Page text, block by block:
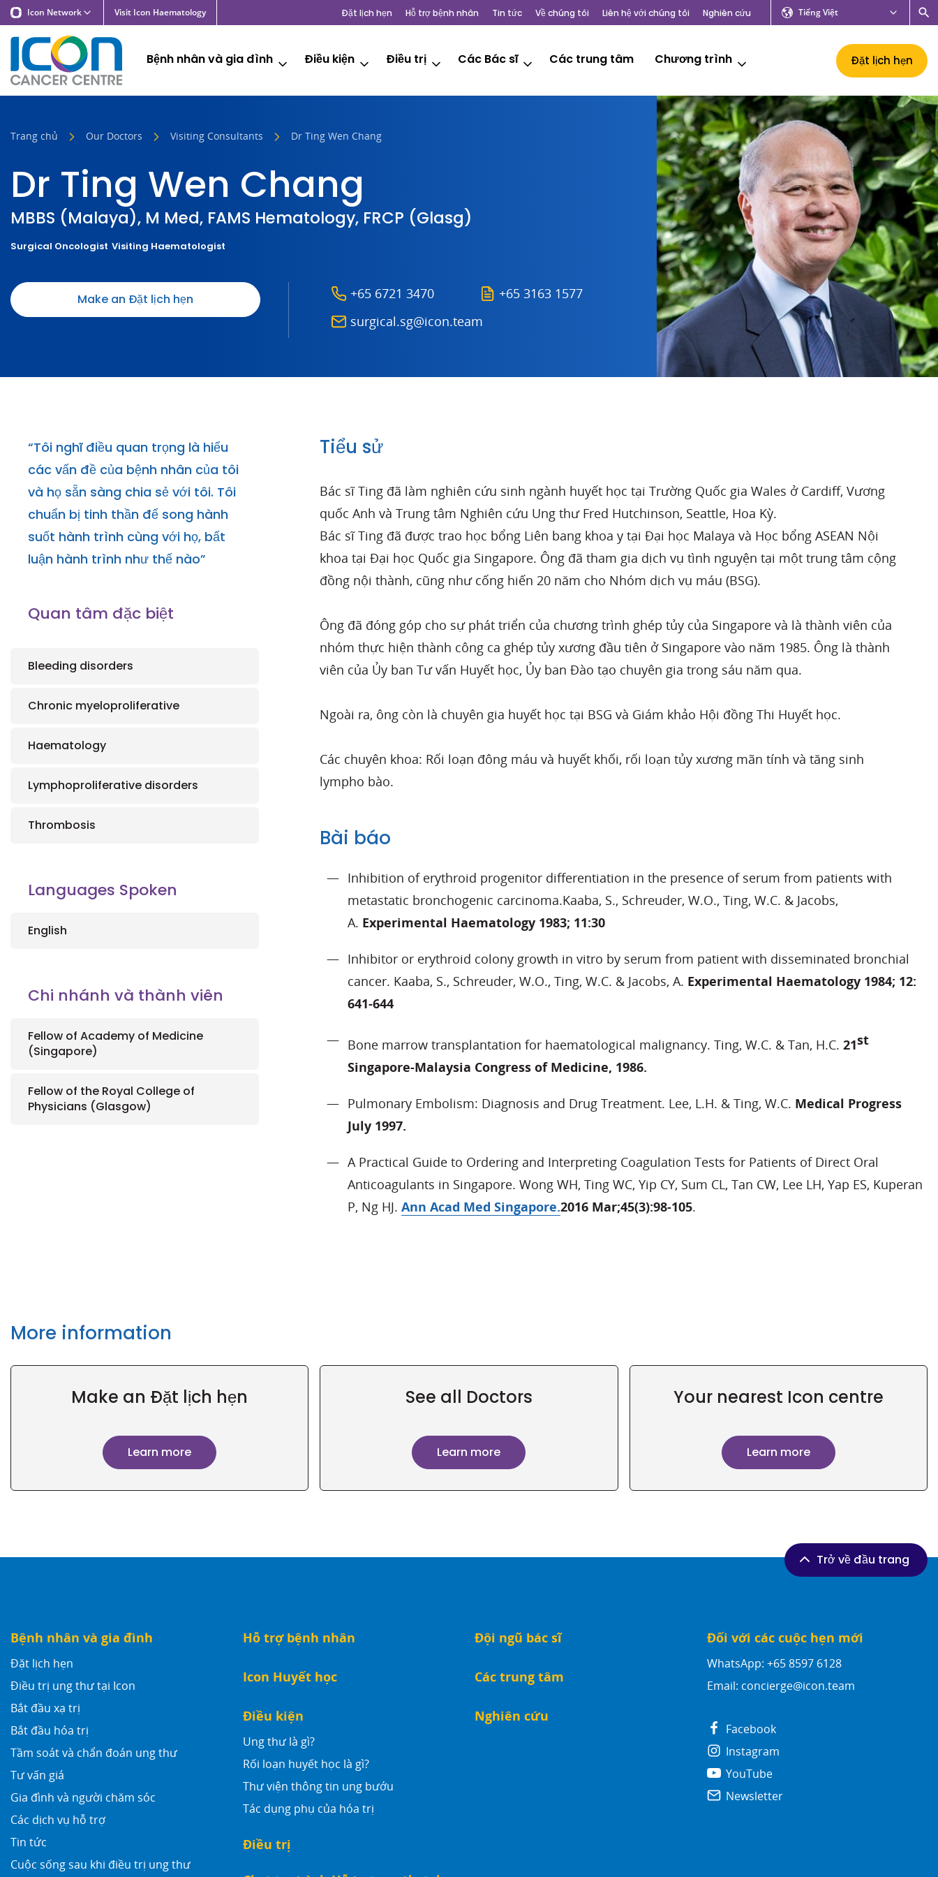
Icon Network Visit Icon Haematology Đặt lịch hẹn Hỗ trợ bệnh nhân Tin tức Về chúng tôi Liên hệ với chúng tôi Nghiên cứu Tiếng Việt
Bệnh nhân và gia đình Điều kiện Điều trị Các Bác sĩ Các trung tâm Chương trình Đặt lịch hẹn
Trang chủ Our Doctors Visiting Consultants Dr Ting Wen Chang
Dr Ting Wen Chang
MBBS (Malaya), M Med, FAMS Hematology, FRCP (Glasg)
Surgical Oncologist Visiting Haematologist
Make an Đặt lịch hẹn +65 6721 3470
+65 3163 1577
surgical.sg@icon.team
Tiểu sử
Bác sĩ Ting đã làm nghiên cứu sinh ngành huyết học tại Trường Quốc gia Wales ở Cardiff, Vương
quốc Anh và Trung tâm Nghiên cứu Ung thư Fred Hutchinson, Seattle, Hoa Kỳ.
Bác sĩ Ting đã được trao học bổng Liên bang khoa y tại Đại học Malaya và Học bổng ASEAN Nội
khoa tại Đại học Quốc gia Singapore. Ông đã tham gia dịch vụ tình nguyện tại một trung tâm cộng
đồng nội thành, cũng như cống hiến 20 năm cho Nhóm dịch vụ máu (BSG).
Ông đã đóng góp cho sự phát triển của chương trình ghép tủy của Singapore và là thành viên của
nhóm thực hiện thành công ca ghép tủy xương đầu tiên ở Singapore vào năm 1985. Ông là thành
viên của Ủy ban Tư vấn Huyết học, Ủy ban Đào tạo chuyên gia trong sáu năm qua.
Ngoài ra, ông còn là chuyên gia huyết học tại BSG và Giám khảo Hội đồng Thi Huyết học.
Các chuyên khoa: Rối loạn đông máu và huyết khối, rối loạn tủy xương mãn tính và tăng sinh
lympho bào.
Bài báo
Inhibition of erythroid progenitor differentiation in the presence of serum from patients with
metastatic bronchogenic carcinoma.Kaaba, S., Schreuder, W.O., Ting, W.C. & Jacobs,
A. Experimental Haematology 1983; 11:30
Inhibitor or erythroid colony growth in vitro by serum from patient with disseminated bronchial
cancer. Kaaba, S., Schreuder, W.O., Ting, W.C. & Jacobs, A. Experimental Haematology 1984; 12:
641-644
Bone marrow transplantation for haematological malignancy. Ting, W.C. & Tan, H.C.21st
Singapore-Malaysia Congress of Medicine, 1986.
Pulmonary Embolism: Diagnosis and Drug Treatment. Lee, L.H. & Ting, W.C. Medical Progress
July 1997.
A Practical Guide to Ordering and Interpreting Coagulation Tests for Patients of Direct Oral
Anticoagulants in Singapore. Wong WH, Ting WC, Yip CY, Sum CL, Tan CW, Lee LH, Yap ES, Kuperan
P, Ng HJ.Ann Acad Med Singapore.2016 Mar;45(3):98-105.
“Tôi nghĩ điều quan trọng là hiểu
các vấn đề của bệnh nhân của tôi
và họ sẵn sàng chia sẻ với tôi. Tôi
chuẩn bị tinh thần để song hành
suốt hành trình cùng với họ, bất
luận hành trình như thế nào”
Quan tâm đặc biệt
Bleeding disorders
Chronic myeloproliferative
Haematology
Lymphoproliferative disorders
Thrombosis
Languages Spoken
English
Chi nhánh và thành viên
Fellow of Academy of Medicine
(Singapore)
Fellow of the Royal College of
Physicians (Glasgow)
More information
Make an Đặt lịch hẹn
Learn more
See all Doctors
Learn more
Your nearest Icon centre
Learn more
Bệnh nhân và gia đình
Đặt lịch hẹn
Điều trị ung thư tại Icon
Bắt đầu xạ trị
Bắt đầu hóa trị
Tầm soát và chẩn đoán ung thư
Tư vấn giá
Gia đình và người chăm sóc
Các dịch vụ hỗ trợ
Tin tức
Cuộc sống sau khi điều trị ung thư
Hỗ trợ bệnh nhân
Icon Huyết học
Điều kiện
Ung thư là gì?
Rối loạn huyết học là gì?
Thư viện thông tin ung bướu
Tác dụng phụ của hóa trị
Điều trị
Đội ngũ bác sĩ
Các trung tâm
Nghiên cứu
Đối với các cuộc hẹn mới
WhatsApp: +65 8597 6128
Email: concierge@icon.team
Facebook
Instagram
YouTube
Newsletter
Trở về đầu trang